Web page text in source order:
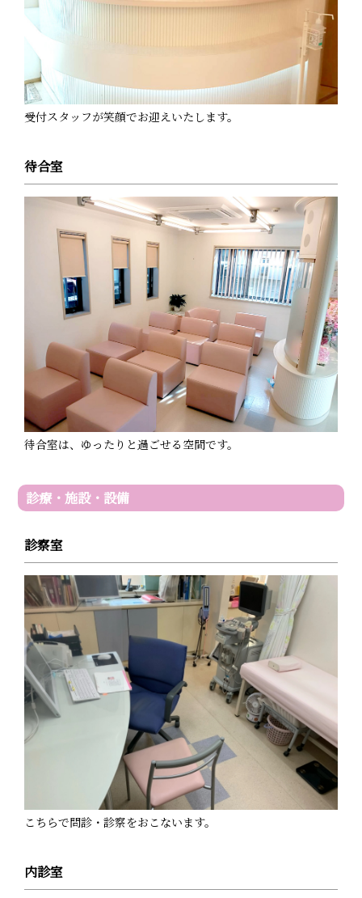
受付スタッフが笑顔でお迎えいたします。
待合室
待合室は、ゆったりと過ごせる空間です。
診療・施設・設備
診察室
こちらで問診・診察をおこないます。
内診室